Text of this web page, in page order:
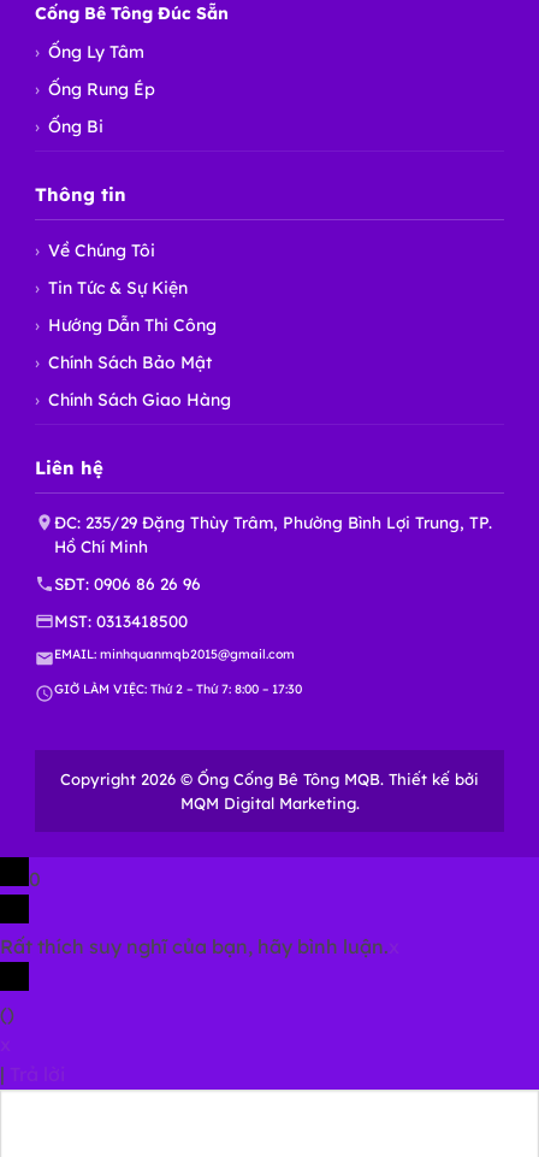
Cống Bê Tông Đúc Sẵn
Ống Ly Tâm
Ống Rung Ép
Ống Bi
Thông tin
Về Chúng Tôi
Tin Tức & Sự Kiện
Hướng Dẫn Thi Công
Chính Sách Bảo Mật
Chính Sách Giao Hàng
Liên hệ
ĐC: 235/29 Đặng Thùy Trâm, Phường Bình Lợi Trung, TP.
Hồ Chí Minh
SĐT: 0906 86 26 96
MST: 0313418500
EMAIL: minhquanmqb2015@gmail.com
GIỜ LÀM VIỆC: Thứ 2 – Thứ 7: 8:00 – 17:30
Copyright 2026 © Ống Cống Bê Tông MQB. Thiết kế bởi
MQM Digital Marketing.
0
Rất thích suy nghĩ của bạn, hãy bình luận.
()
|